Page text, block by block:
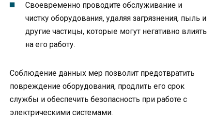
Своевременно проводите обслуживание и
чистку оборудования, удаляя загрязнения, пыль и
другие частицы, которые могут негативно влиять
на его работу.
Соблюдение данных мер позволит предотвратить
повреждение оборудования, продлить его срок
службы и обеспечить безопасность при работе с
электрическими системами.